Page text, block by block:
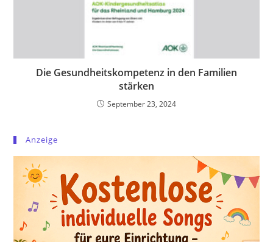
Die Gesundheitskompetenz in den Familien
stärken
September 23, 2024
Anzeige